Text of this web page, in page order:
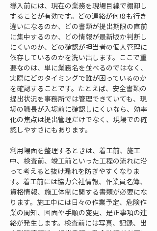
導入前には、現在の業務を現場目線で棚卸し
することが有効です。どの連絡が何度も行き
違いになるのか、どの書類が提出期限の直前
に集中するのか、どの情報が最新版か判断し
にくいのか、どの確認が担当者の個人管理に
依存しているのかを洗い出します。ここで重
要なのは、単に業務名を並べるのではなく、
実際にどのタイミングで誰が困っているのか
を確認することです。たとえば、安全書類の
提出状況を事務所では管理できていても、現
場の職長が入場前に確認しにくいなら、効率
化の焦点は提出管理だけでなく、現場での確
認しやすさにもあります。
利用場面を整理するときは、着工前、施工
中、検査前、竣工前といった工程の流れに沿
って考えると抜け漏れを防ぎやすくなりま
す。着工前には協力会社情報、作業員名簿、
資格情報、施工体制に関する書類が必要にな
ります。施工中には日々の作業予定、危険作
業の周知、図面や手順の変更、是正事項の連
絡が発生します。検査前には写真、記録、出